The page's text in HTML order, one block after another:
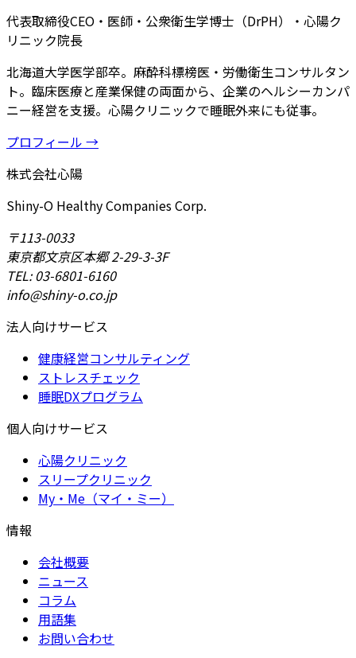
代表取締役CEO・医師・公衆衛生学博士（DrPH）・心陽ク
リニック院長
北海道大学医学部卒。麻酔科標榜医・労働衛生コンサルタン
ト。臨床医療と産業保健の両面から、企業のヘルシーカンパ
ニー経営を支援。心陽クリニックで睡眠外来にも従事。
プロフィール →
株式会社心陽
Shiny-O Healthy Companies Corp.
〒113-0033
東京都文京区本郷 2-29-3-3F
TEL: 03-6801-6160
info@shiny-o.co.jp
法人向けサービス
健康経営コンサルティング
ストレスチェック
睡眠DXプログラム
個人向けサービス
心陽クリニック
スリープクリニック
My・Me（マイ・ミー）
情報
会社概要
ニュース
コラム
用語集
お問い合わせ